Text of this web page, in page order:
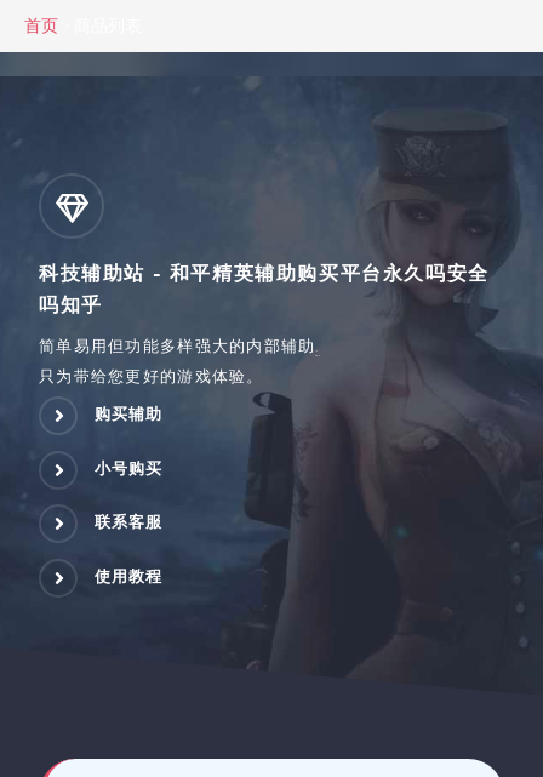
首页
科技辅助站 - 和平精英辅助购买平台永久吗安全
吗知乎
简单易用但功能多样强大的内部辅助.
只为带给您更好的游戏体验。
购买辅助
小号购买
联系客服
使用教程